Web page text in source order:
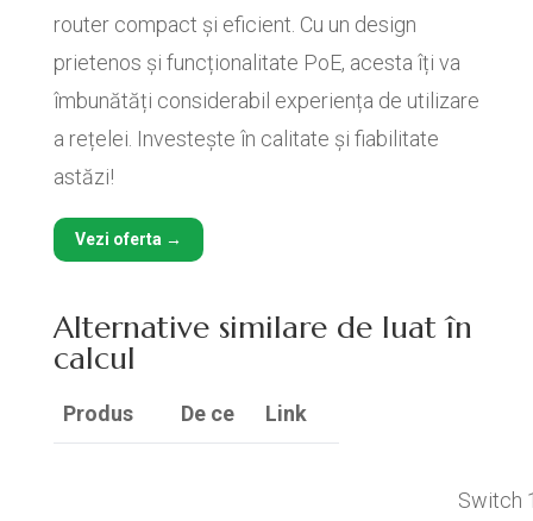
router compact și eficient. Cu un design
prietenos și funcționalitate PoE, acesta îți va
îmbunătăți considerabil experiența de utilizare
a rețelei. Investește în calitate și fiabilitate
astăzi!
Vezi oferta →
Alternative similare de luat în
calcul
Produs De ce Link
Switch